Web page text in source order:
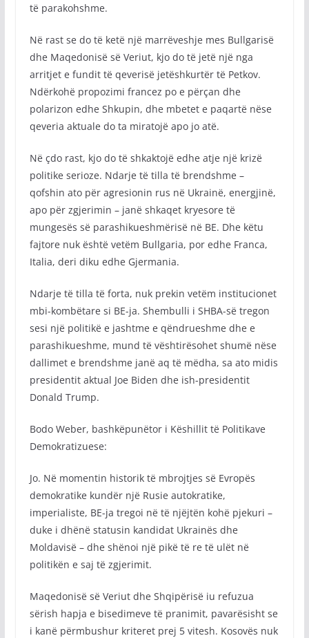
të parakohshme.
Në rast se do të ketë një marrëveshje mes Bullgarisë
dhe Maqedonisë së Veriut, kjo do të jetë një nga
arritjet e fundit të qeverisë jetëshkurtër të Petkov.
Ndërkohë propozimi francez po e përçan dhe
polarizon edhe Shkupin, dhe mbetet e paqartë nëse
qeveria aktuale do ta miratojë apo jo atë.
Në çdo rast, kjo do të shkaktojë edhe atje një krizë
politike serioze. Ndarje të tilla të brendshme –
qofshin ato për agresionin rus në Ukrainë, energjinë,
apo për zgjerimin – janë shkaqet kryesore të
mungesës së parashikueshmërisë në BE. Dhe këtu
fajtore nuk është vetëm Bullgaria, por edhe Franca,
Italia, deri diku edhe Gjermania.
Ndarje të tilla të forta, nuk prekin vetëm institucionet
mbi-kombëtare si BE-ja. Shembulli i SHBA-së tregon
sesi një politikë e jashtme e qëndrueshme dhe e
parashikueshme, mund të vështirësohet shumë nëse
dallimet e brendshme janë aq të mëdha, sa ato midis
presidentit aktual Joe Biden dhe ish-presidentit
Donald Trump.
Bodo Weber, bashkëpunëtor i Këshillit të Politikave
Demokratizuese:
Jo. Në momentin historik të mbrojtjes së Evropës
demokratike kundër një Rusie autokratike,
imperialiste, BE-ja tregoi në të njëjtën kohë pjekuri –
duke i dhënë statusin kandidat Ukrainës dhe
Moldavisë – dhe shënoi një pikë të re të ulët në
politikën e saj të zgjerimit.
Maqedonisë së Veriut dhe Shqipërisë iu refuzua
sërish hapja e bisedimeve të pranimit, pavarësisht se
i kanë përmbushur kriteret prej 5 vitesh. Kosovës nuk